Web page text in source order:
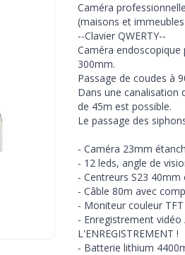
Informations produit
Description
Caméra
(maisons et
--Clavier QWERTY--
Caméra
300mm.
Passage de coudes à
Dans une canalisation
de 45m est possible.
Le passage des
- Caméra 23mm
- 12 leds, angle de
- Centreurs S23 40mm
- Câble 80m avec
- Moniteur couleur
- Enregistrement vidéo
L'ENREGISTREMENT !
- Batterie lithium